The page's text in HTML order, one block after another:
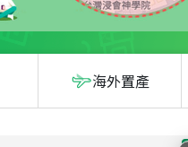
海外置產